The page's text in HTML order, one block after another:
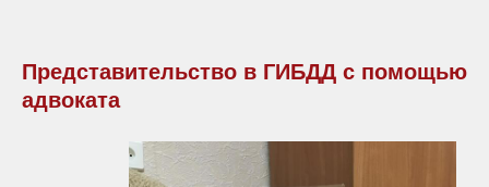
Представительство в ГИБДД с помощью
адвоката